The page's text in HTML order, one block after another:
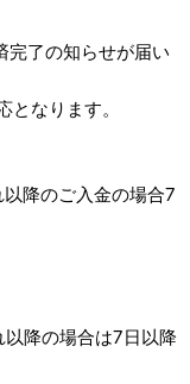
完了の知らせが届い
なります。
降のご入金の場合7
降の場合は7日以降